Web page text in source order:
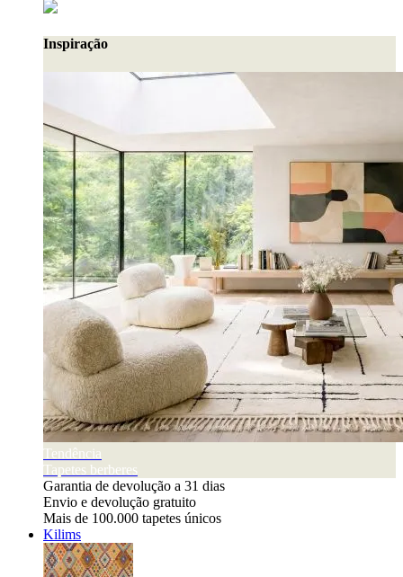
Inspiração
Tendência
Tapetes berberes
Garantia de devolução a 31 dias
Envio e devolução gratuito
Mais de 100.000 tapetes únicos
Kilims